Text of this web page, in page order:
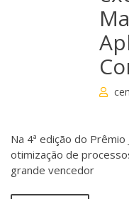
Na 4ª edição do
otimização de
grande vencedor